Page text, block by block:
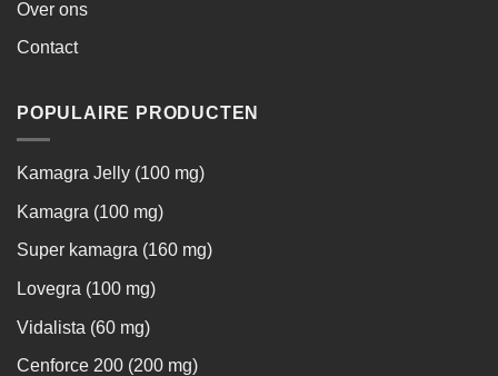
Over ons
Contact
POPULAIRE PRODUCTEN
Kamagra Jelly (100 mg)
Kamagra (100 mg)
Super kamagra (160 mg)
Lovegra (100 mg)
Vidalista (60 mg)
Cenforce 200 (200 mg)